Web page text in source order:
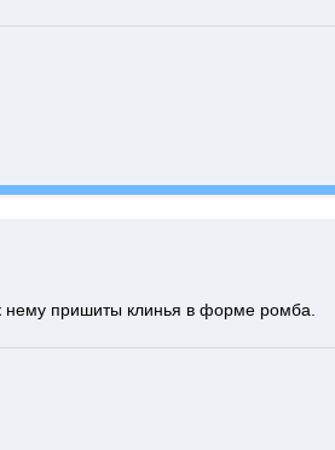
нему пришиты клинья в форме ромба.